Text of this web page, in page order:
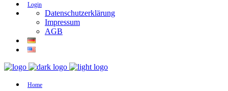
Login
Datenschutzerklärung
Impressum
AGB
Home